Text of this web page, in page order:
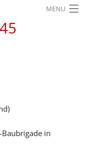
MENU
Baubrigade in